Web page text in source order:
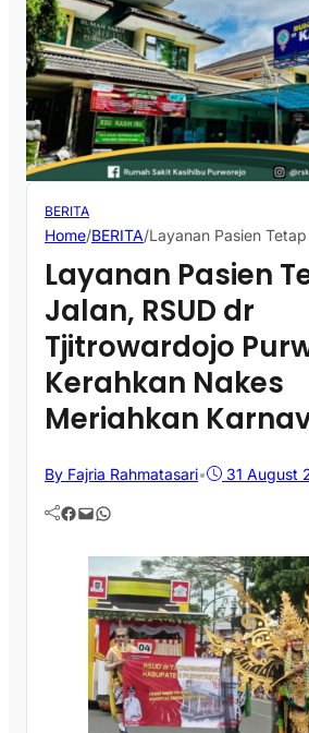
BERITA
Home/BERITA/Layanan Pasien
Layanan Pasien
Jalan, RSUD dr
Tjitrowardojo
Kerahkan Nakes
Meriahkan
By Fajria Rahmatasari• 31 August
Facebook Mail WhatsApp